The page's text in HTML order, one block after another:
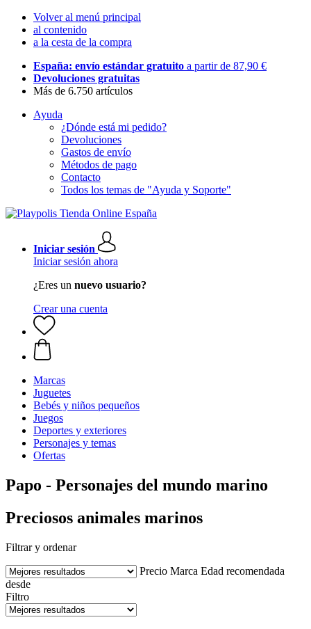
Volver al menú principal
al contenido
a la cesta de la compra
España: envío estándar gratuito a partir de 87,90 €
Devoluciones gratuitas
Más de 6.750 artículos
Ayuda
¿Dónde está mi pedido?
Devoluciones
Gastos de envío
Métodos de pago
Contacto
Todos los temas de "Ayuda y Soporte"
Iniciar sesión
Iniciar sesión ahora
¿Eres un nuevo usuario?
Crear una cuenta
Marcas
Juguetes
Bebés y niños pequeños
Juegos
Deportes y exteriores
Personajes y temas
Ofertas
Papo - Personajes del mundo marino
Preciosos animales marinos
Filtrar y ordenar
Precio Marca Edad recomendada
desde
Filtro